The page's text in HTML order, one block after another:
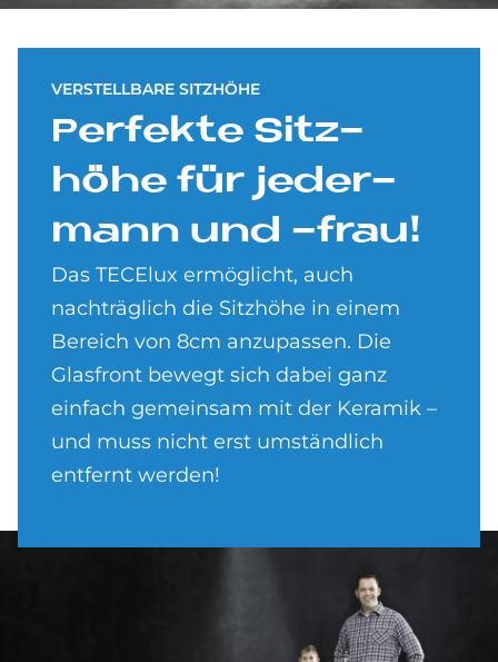
VERSTELLBARE SITZHÖHE
Per­fek­te Sitz­
höhe für je­der­
mann und -frau!
Das TECElux ermöglicht, auch
nachträglich die Sitzhöhe in einem
Bereich von 8cm anzupassen. Die
Glasfront bewegt sich dabei ganz
einfach gemeinsam mit der Keramik –
und muss nicht erst umständlich
entfernt werden!